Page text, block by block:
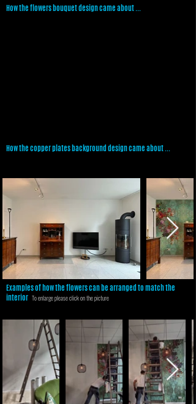
How the flowers bouquet design came about ...
How the copper plates background design came about ...
Examples of how the flowers can be arranged to match the
interior To enlarge please click on the picture